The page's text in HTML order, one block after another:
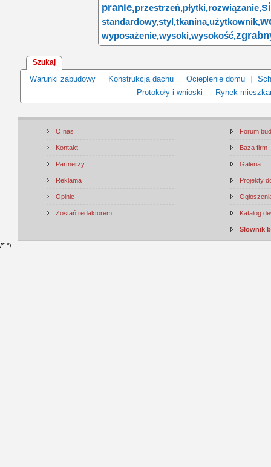
pranie,przestrzeń,płytki,rozwiązanie,
standardowy,styl,tkanina,użytkownik,
wyposażenie,wysoki,wysokość,
Szukaj
Warunki zabudowy Konstrukcja dachu Ocieplenie domu
Protokoły i wnioski
Rynek
O nas
Kontakt
Partnerzy
Reklama
Opinie
Zostań redaktorem
Forum
Baza firm
Galeria
Projekty
Katalog
Słownik
/* */